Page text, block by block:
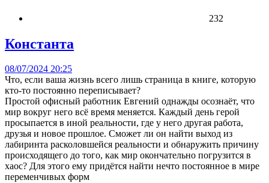
232
Константа
08/07/2024 20:25
Что, если ваша жизнь всего лишь страница в книге, которую
кто-то постоянно переписывает?
Простой офисный работник Евгений однажды осознаёт, что
мир вокруг него всё время меняется. Каждый день герой
просыпается в иной реальности, где у него другая работа,
друзья и новое прошлое. Сможет ли он найти выход из
лабиринта расколовшейся реальности и обнаружить причину
происходящего до того, как мир окончательно погрузится в
хаос? Для этого ему придётся найти нечто постоянное в мире
переменчивых форм